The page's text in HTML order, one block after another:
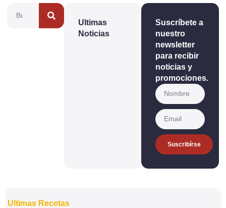
Ultimas
Noticias
Suscríbete a
nuestro
newsletter
para recibir
noticias y
promociones.
Suscribírse
Ultimas Recetas